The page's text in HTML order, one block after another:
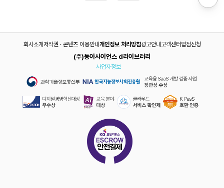
(주)동아사이언스 d라이브러리
회사소개저작권 · 콘텐츠 이용안내개인정보 처리방침광고안내고객센터입점신청
사업자정보